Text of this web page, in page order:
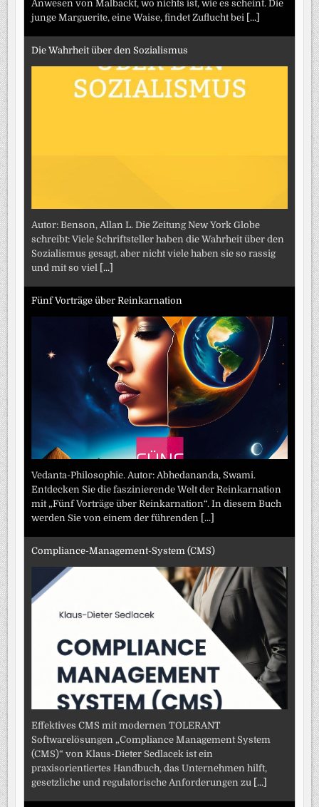
Anwesen von Malbackt, wo nichts ist, wie es scheint. Die
junge Marguerite, eine Waise, findet Zuflucht bei [...]
Die Wahrheit über den Sozialismus
Autor: Benson, Allan L. Die Zeitung New York Globe
schreibt: Viele Schriftsteller haben die Wahrheit über den
Sozialismus gesagt, aber nicht viele haben sie so rassig
und mit so viel [...]
Fünf Vorträge über Reinkarnation
Vedanta-Philosophie. Autor: Abhedananda, Swami.
Entdecken Sie die faszinierende Welt der Reinkarnation
mit „Fünf Vorträge über Reinkarnation“. In diesem Buch
werden Sie von einem der führenden [...]
Compliance-Management-System (CMS)
Effektives CMS mit modernen TOLERANT
Softwarelösungen „Compliance Management System
(CMS)“ von Klaus-Dieter Sedlacek ist ein
praxisorientiertes Handbuch, das Unternehmen hilft,
gesetzliche und regulatorische Anforderungen zu [...]